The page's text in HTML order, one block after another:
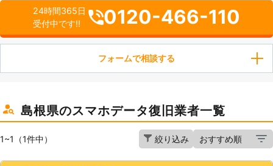
24時間365日
受付中です!!
0120-466-110
フォームで相談する
島根県のスマホデータ復旧業者一覧
1~1（1件中） 絞り込み